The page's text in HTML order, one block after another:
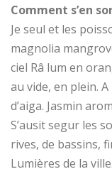
Comment s’en
Je seul et les
magnolia
ciel Râ lum en
au vide, en plein.
d’aiga. Jasmin
S’ausit segur les
rives, de bassins,
Lumières de la